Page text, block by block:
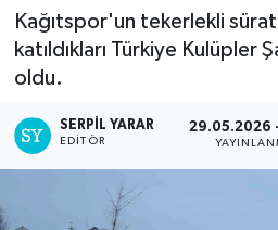
Kağıtspor'un tekerlekli
katıldıkları Türkiye Kulüpler
oldu.
SERPİL YARAR
EDITÖR
29.05.2026